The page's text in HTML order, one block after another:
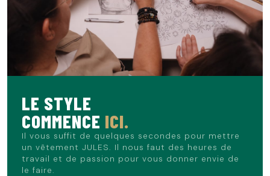
LE STYLE
COMMENCE ICI.
Il vous suffit de quelques secondes pour mettre
un vêtement JULES. Il nous faut des heures de
travail et de passion pour vous donner envie de
le faire.